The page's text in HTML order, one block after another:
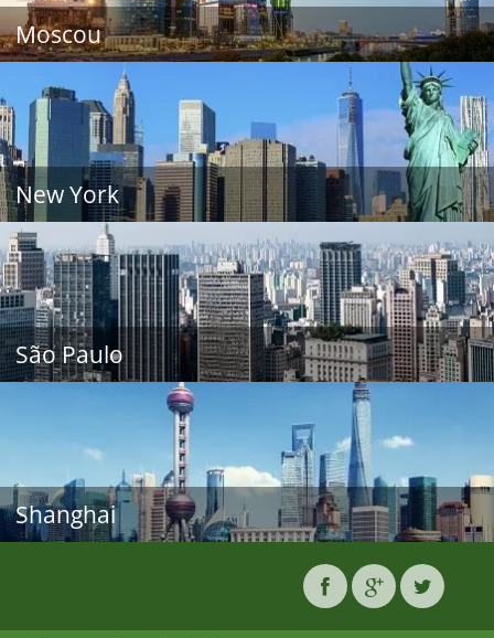
Moscou
New York
São Paulo
Shanghai